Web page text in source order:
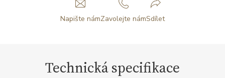
Napište námZavolejte námSdílet
Technická specifikace